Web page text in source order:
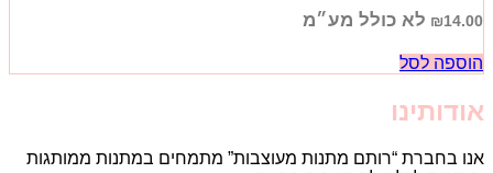
₪14.00 לא כולל מע״מ
הוספה לסל
אודותינו
אנו בחברת “רותם מתנות מעוצבות” מתמחים במתנות ממותגות